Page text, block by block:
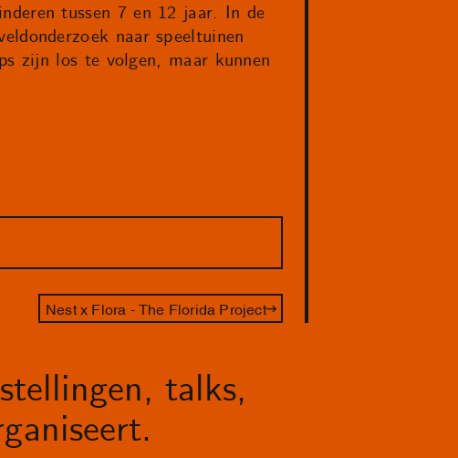
tussen 7 en 12 jaar. In de
naar speeltuinen
zijn los te volgen, maar kunnen
Nest x Flora - The Florida Project
talks,